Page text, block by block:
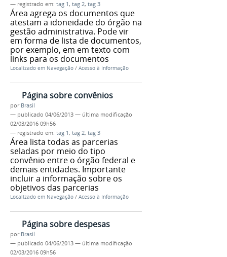
— registrado em: tag 1, tag 2, tag 3
Área agrega os documentos que
atestam a idoneidade do órgão na
gestão administrativa. Pode vir
em forma de lista de documentos,
por exemplo, em em texto com
links para os documentos
Localizado em Navegação / Acesso à Informação
Página sobre convênios
por Brasil
— publicado 04/06/2013 — última modificação
02/03/2016 09h56
— registrado em: tag 1, tag 2, tag 3
Área lista todas as parcerias
seladas por meio do tipo
convênio entre o órgão federal e
demais entidades. Importante
incluir a informação sobre os
objetivos das parcerias
Localizado em Navegação / Acesso à Informação
Página sobre despesas
por Brasil
— publicado 04/06/2013 — última modificação
02/03/2016 09h56